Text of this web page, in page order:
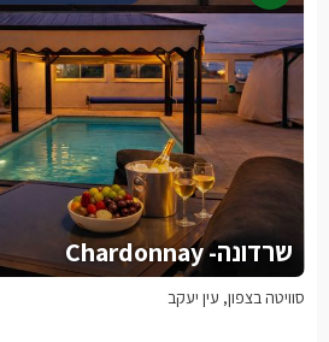
שרדונה- Chardonnay
סוויטה בצפון, עין יעקב